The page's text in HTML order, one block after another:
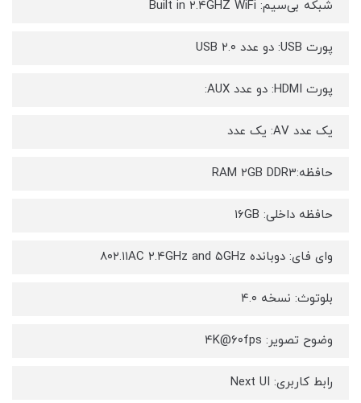
شبکه بی‌سیم: Built in ۲.۴GHZ WiFi
پورت USB: دو عدد USB ۲.۰
پورت HDMI: دو عدد AUX:
یک عدد AV: یک عدد
حافظه:RAM ۲GB DDR۳
حافظه داخلی: ۱۶GB
وای فای: دوبانده ۸۰۲.۱۱AC ۲.۴GHz and ۵GHz
بلوتوث: نسخه ۴.۰
وضوح تصویر: ۴K@۶۰fps
رابط کاربری: Next UI